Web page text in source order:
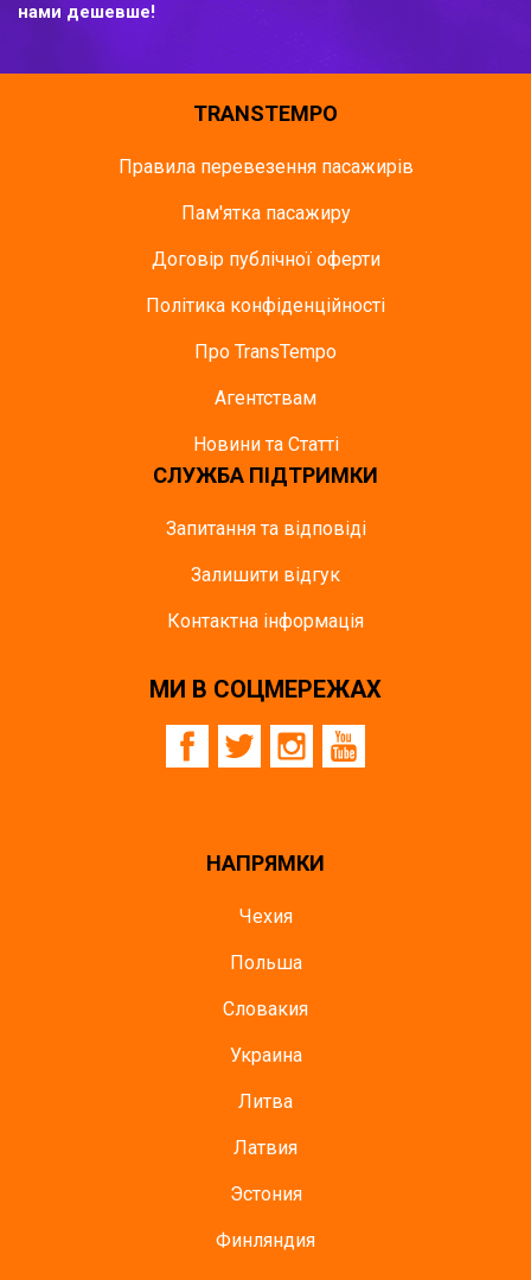
нами дешевше!
TRANSTEMPO
Правила перевезення пасажирів
Пам'ятка пасажиру
Договір публічної оферти
Політика конфіденційності
Про TransTempo
Агентствам
Новини та Статті
СЛУЖБА ПІДТРИМКИ
Запитання та відповіді
Залишити відгук
Контактна інформація
МИ В СОЦМЕРЕЖАХ
НАПРЯМКИ
Чехия
Польша
Словакия
Украина
Литва
Латвия
Эстония
Финляндия